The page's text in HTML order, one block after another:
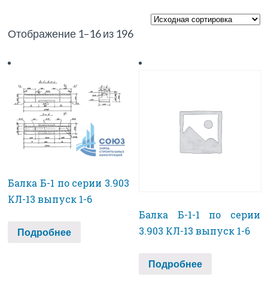
Отображение 1–16 из 196
Балка Б-1 по серии 3.903
КЛ-13 выпуск 1-6
Подробнее
Балка Б-1-1 по серии
3.903 КЛ-13 выпуск 1-6
Подробнее